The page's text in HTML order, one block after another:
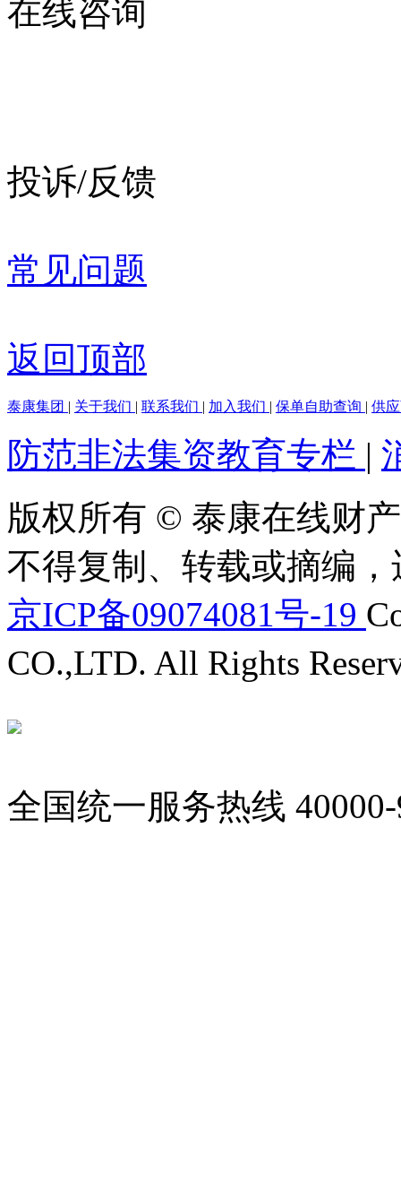
在线咨询
投诉/反馈
常见问题
返回顶部
泰康集团 | 关于我们 | 联系我们 | 加入我们 | 保单自助查询 | 供
防范非法集资教育专栏 |
版权所有 © 泰康在线财
不得复制、转载或摘编
京ICP备09074081号-19
CO.,LTD. All Rights
全国统一服务热线